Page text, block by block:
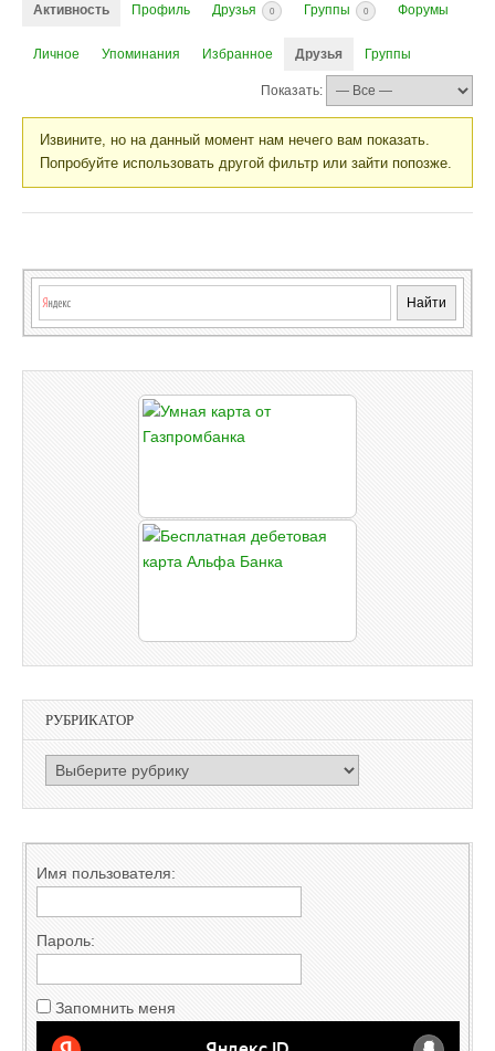
Активность Профиль Друзья 0 Группы 0 Форумы
Личное Упоминания Избранное Друзья Группы
Показать:
Извините, но на данный момент нам нечего вам показать.
Попробуйте использовать другой фильтр или зайти попозже.
РУБРИКАТОР
РУБРИКАТОР
Имя пользователя:
Пароль:
Запомнить меня